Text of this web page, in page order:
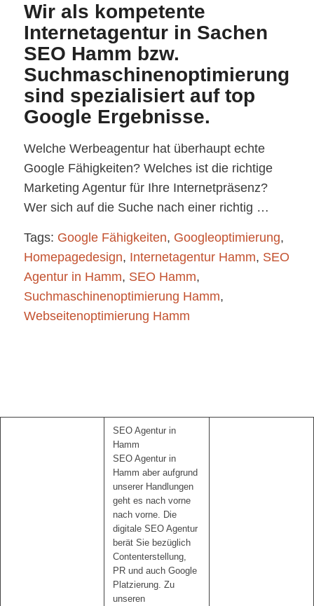
Wir als kompetente
Internetagentur in Sachen
SEO Hamm bzw.
Suchmaschinenoptimierung
sind spezialisiert auf top
Google Ergebnisse.
Welche Werbeagentur hat überhaupt echte
Google Fähigkeiten? Welches ist die richtige
Marketing Agentur für Ihre Internetpräsenz?
Wer sich auf die Suche nach einer richtig …
Tags: Google Fähigkeiten, Googleoptimierung,
Homepagedesign, Internetagentur Hamm, SEO
Agentur in Hamm, SEO Hamm,
Suchmaschinenoptimierung Hamm,
Webseitenoptimierung Hamm
SEO Agentur in
Hamm
SEO Agentur in
Hamm aber aufgrund
unserer Handlungen
geht es nach vorne
nach vorne. Die
digitale SEO Agentur
berät Sie bezüglich
Contenterstellung,
PR und auch Google
Platzierung. Zu
unseren